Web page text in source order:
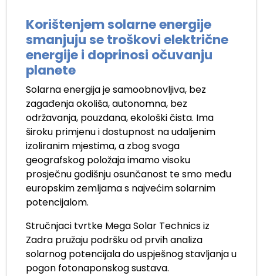
Korištenjem solarne energije
smanjuju se troškovi električne
energije i doprinosi očuvanju
planete
Solarna energija je samoobnovljiva, bez
zagađenja okoliša, autonomna, bez
održavanja, pouzdana, ekološki čista. Ima
široku primjenu i dostupnost na udaljenim
izoliranim mjestima, a zbog svoga
geografskog položaja imamo visoku
prosječnu godišnju osunčanost te smo među
europskim zemljama s najvećim solarnim
potencijalom.
Stručnjaci tvrtke Mega Solar Technics iz
Zadra pružaju podršku od prvih analiza
solarnog potencijala do uspješnog stavljanja u
pogon fotonaponskog sustava.